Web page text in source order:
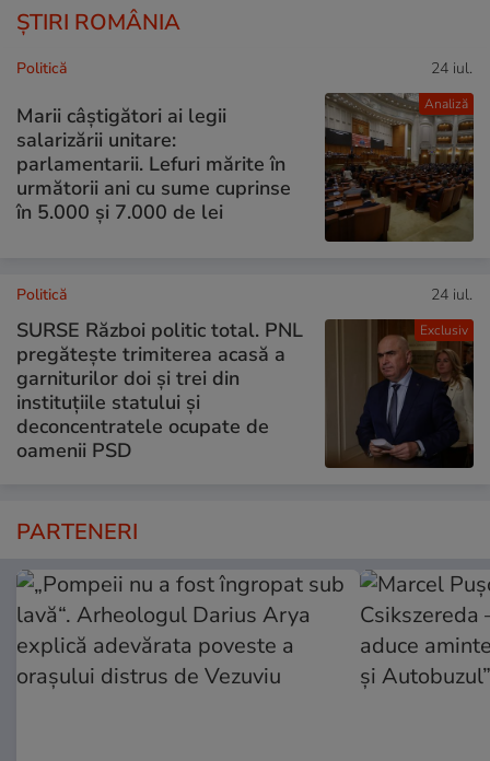
ȘTIRI ROMÂNIA
Analiză
Politică 24 iul.
Marii câștigători ai legii
salarizării unitare:
parlamentarii. Lefuri mărite în
următorii ani cu sume cuprinse
în 5.000 și 7.000 de lei
Exclusiv
Politică 24 iul.
SURSE Război politic total. PNL
pregătește trimiterea acasă a
garniturilor doi și trei din
instituțiile statului și
deconcentratele ocupate de
oamenii PSD
PARTENERI